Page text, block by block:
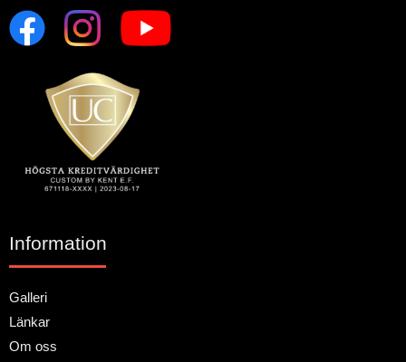
Information
Galleri
Länkar
Om oss